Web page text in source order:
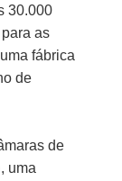
30.000
as
fábrica
de
de
, uma